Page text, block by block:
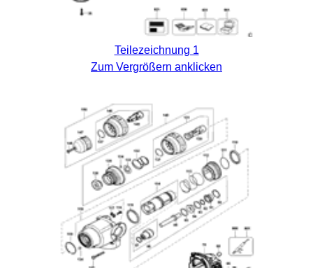
Teilezeichnung 1
Zum Vergrößern anklicken